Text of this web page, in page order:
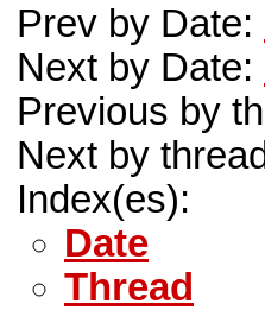
Prev by Date:
Next by Date:
Previous by
Next by
Index(es):
Date
Thread